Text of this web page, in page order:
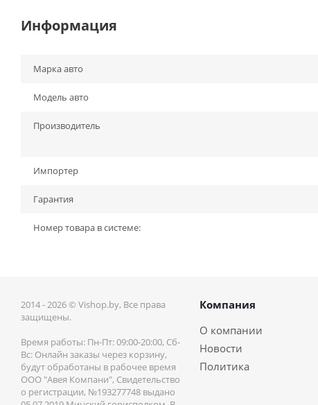
Информация
Марка авто
Модель авто
Производитель
Импортер
Гарантия
Номер товара в системе:
2014 - 2026 © Vishop.by, Все права
защищены.
Время работы: Пн-Пт: 09:00-20:00, Сб-
Вс: Онлайн заказы через корзину,
будут обработаны в рабочее время
ООО "Авея Компани", Свидетельство
о регистрации, №193277748 выдано
Компания
О компании
Новости
Политика